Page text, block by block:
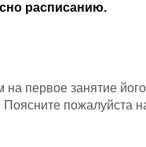
расписанию.
первое занятие
Поясните пожалуйста